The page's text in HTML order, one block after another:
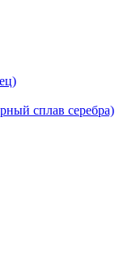
сплав серебра)